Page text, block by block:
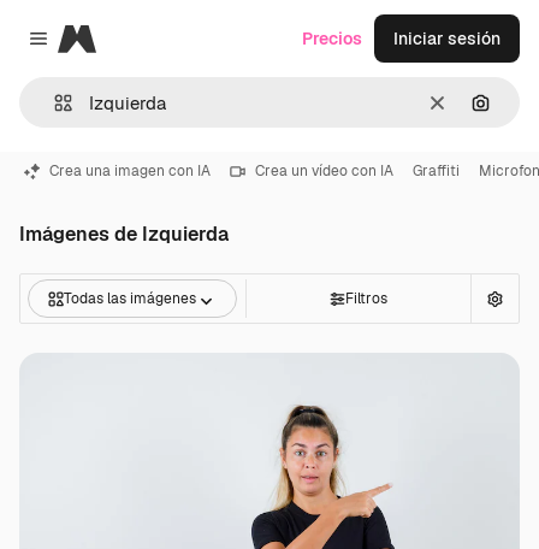
Close menu
Magnific
Borrar
Precios Iniciar sesión
Crea una imagen con IA Crea un vídeo con IA Graffiti
Imágenes de Izquierda
Todas las imágenes Filtros